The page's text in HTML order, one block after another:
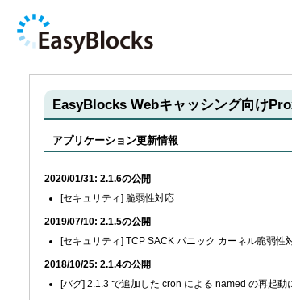
EasyBlocks Webキャッシング向け
アプリケーション更新情報
2020/01/31: 2.1.6の公開
[セキュリティ] 脆弱性対応
2019/07/10: 2.1.5の公開
[セキュリティ] TCP SACK パニック カーネル脆弱
2018/10/25: 2.1.4の公開
[バグ] 2.1.3 で追加した cron による named の再起